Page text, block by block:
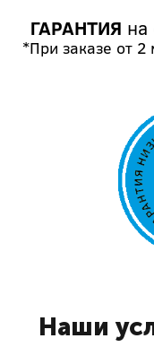
ГАРАНТИЯ на
*При заказе от 2
Наши